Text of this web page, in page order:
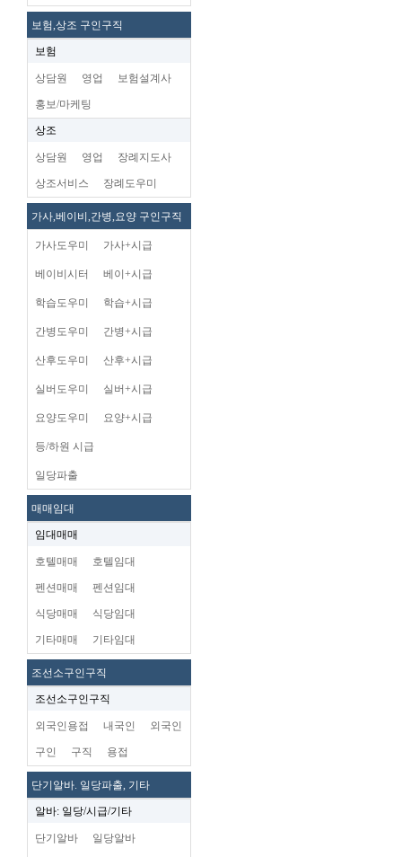
보험,상조 구인구직
보험
상담원 영업 보험설계사
홍보/마케팅
상조
상담원 영업 장례지도사
상조서비스 장례도우미
가사,베이비,간병,요양 구인구직
가사도우미 가사+시급
베이비시터 베이+시급
학습도우미 학습+시급
간병도우미 간병+시급
산후도우미 산후+시급
실버도우미 실버+시급
요양도우미 요양+시급
등/하원 시급
일당파출
매매임대
임대매매
호텔매매 호텔임대
펜션매매 펜션임대
식당매매 식당임대
기타매매 기타임대
조선소구인구직
조선소구인구직
외국인용접 내국인 외국인
구인 구직 용접
단기알바. 일당파출, 기타
알바: 일당/시급/기타
단기알바 일당알바